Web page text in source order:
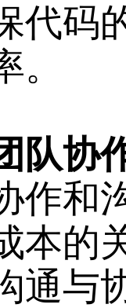
代码
队协
作和
本的
通与